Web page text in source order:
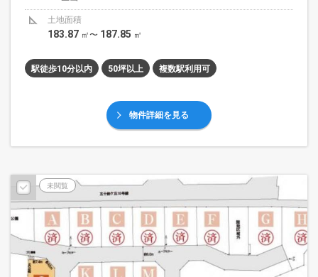
土地面積
183.87 ㎡〜 187.85 ㎡
駅徒歩10分以内 50坪以上 複数駅利用可
物件詳細を見る
未閲覧